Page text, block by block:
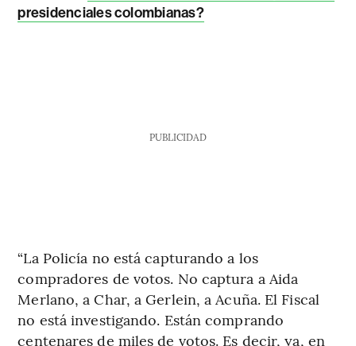
presidenciales colombianas?
PUBLICIDAD
“La Policía no está capturando a los
compradores de votos. No captura a Aida
Merlano, a Char, a Gerlein, a Acuña. El Fiscal
no está investigando. Están comprando
centenares de miles de votos. Es decir, ya, en